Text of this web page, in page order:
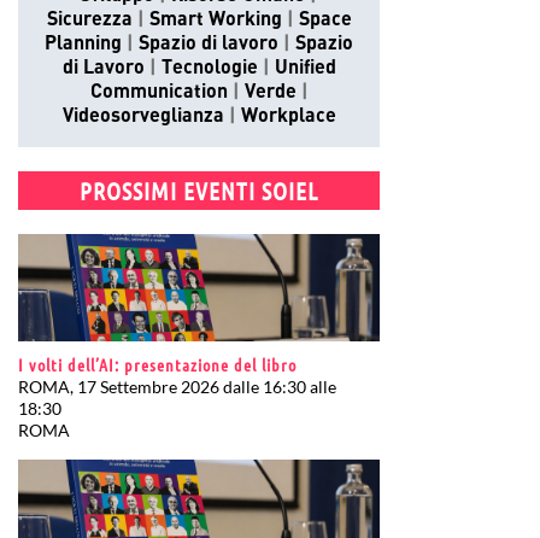
Sicurezza
Smart Working
Space
Planning
Spazio di lavoro
Spazio
di Lavoro
Tecnologie
Unified
Communication
Verde
Videosorveglianza
Workplace
PROSSIMI EVENTI SOIEL
I volti dell’AI: presentazione del libro
ROMA, 17 Settembre 2026 dalle 16:30 alle
18:30
ROMA